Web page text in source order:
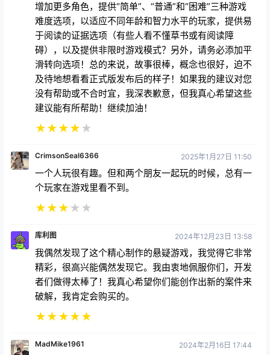
增加更多角色，提供“简单”、“普通”和“困难”三种游戏
难度选项，以适应不同年龄和智力水平的玩家，提供易
于阅读的证据选项（有些人看不懂草书或有阅读障
碍），以及提供非限时游戏模式？另外，请务必添加平
滑转向选项！总的来说，故事很棒，概念也很好，迫不
及待地想看看正式版发布后的样子！如果我的建议对您
没有帮助或不合时宜，我深表歉意，但我真心希望这些
建议能有所帮助！继续加油！
★★★★★
CrimsonSeal6366 2025年1月27日 11:50
一个人玩很有趣。但和两个朋友一起玩的时候，总有一
个玩家在游戏里看不到。
★★★★ ★
库利图 2024年12月23日 13:58
我偶然发现了这个精心制作的悬疑游戏，我觉得它非常
精彩，很高兴能偶然发现它。我由衷地佩服你们，开发
者们做得太棒了！我真心希望你们能创作出新的案件来
破解，我肯定会购买的。
★★★★★
MadMike1961 2024年2月16日 17:44